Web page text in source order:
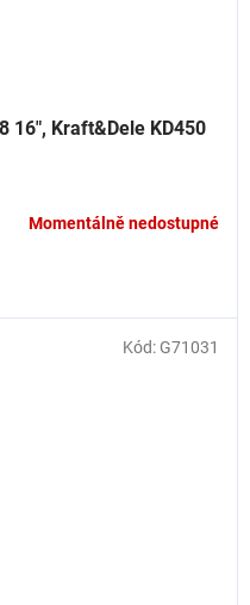
16", Kraft&Dele KD450
Momentálně nedostupné
Kód: G71031